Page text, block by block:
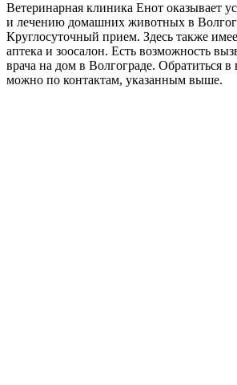
Ветеринарная клиника Енот оказывает
и лечению домашних животных в
Круглосуточный прием. Здесь также
аптека и зоосалон. Есть возможность
врача на дом в Волгограде. Обратиться
можно по контактам, указанным выше.